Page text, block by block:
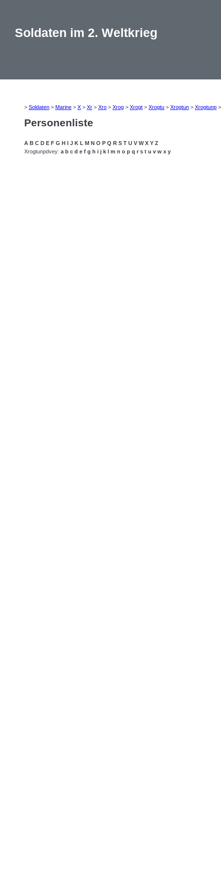
Soldaten im 2. Weltkrieg
> Soldaten > Marine > X > Xr > Xro > Xrog > Xrogt > Xrogtu > Xrogtun > Xrogtunp
Personenliste
A B C D E F G H I J K L M N O P Q R S T U V W X Y Z
Xrogtunpdvey: a b c d e f g h i j k l m n o p q r s t u v w x y